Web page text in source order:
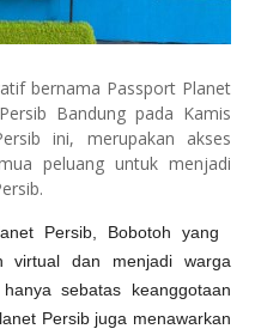
bernama Passport Planet
Bandung pada Kamis
ini, merupakan akses
peluang untuk menjadi
Persib, Bobotoh yang
virtual dan menjadi warga
sebatas keanggotaan
Persib juga menawarkan